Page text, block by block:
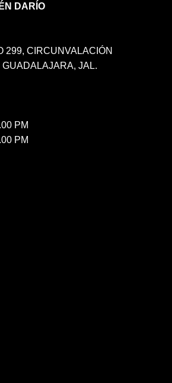
DARÍO
299, CIRCUNVALACIÓN
JAL.
PM
PM